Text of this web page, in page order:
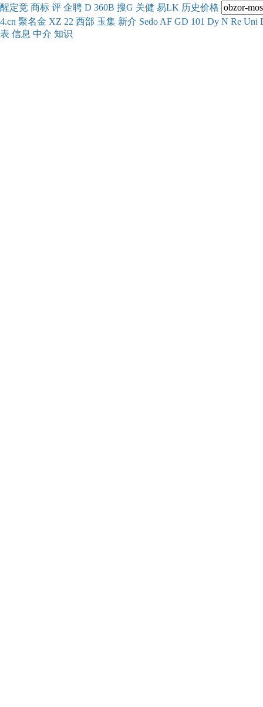
醒定竞 商标 评 企聘 D 360B 搜G 关健 易LK 历史价格
4.cn 聚名金 XZ 22 西部 玉集 新介 Sedo AF GD 101 Dy N Re Uni
表 信息 中介 知识